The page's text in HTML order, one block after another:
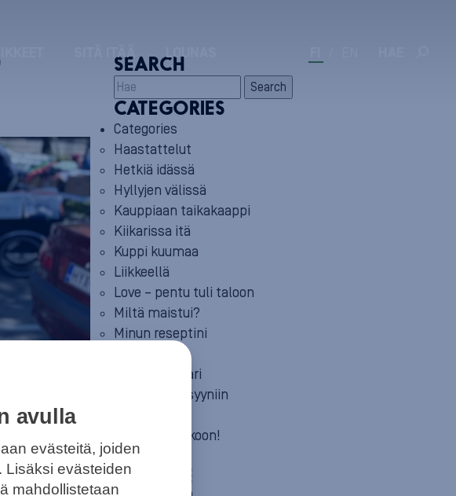
SITÄ ITÄÄ LOUNAS
SEARCH
Search
CATEGORIES
Categories
Haastattelut
Hetkiä idässä
Hyllyjen välissä
Kauppiaan taikakaappi
Kiikarissa itä
Kuppi kuumaa
Liikkeellä
Love – pentu tuli taloon
Miltä maistui?
Minun reseptini
Neuvosta vaari
Parempaan syyniin
Summeri soikoon!
Yleinen
ARCHIVE
itse
avulla
evästeitä, joiden
Lisäksi evästeiden
mahdollistetaan